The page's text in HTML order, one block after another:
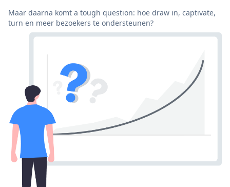
Maar daarna komt a tough question: hoe draw in, captivate,
turn en meer bezoekers te ondersteunen?